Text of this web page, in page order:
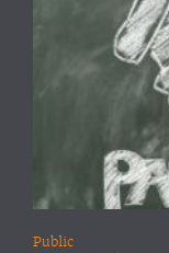
Public